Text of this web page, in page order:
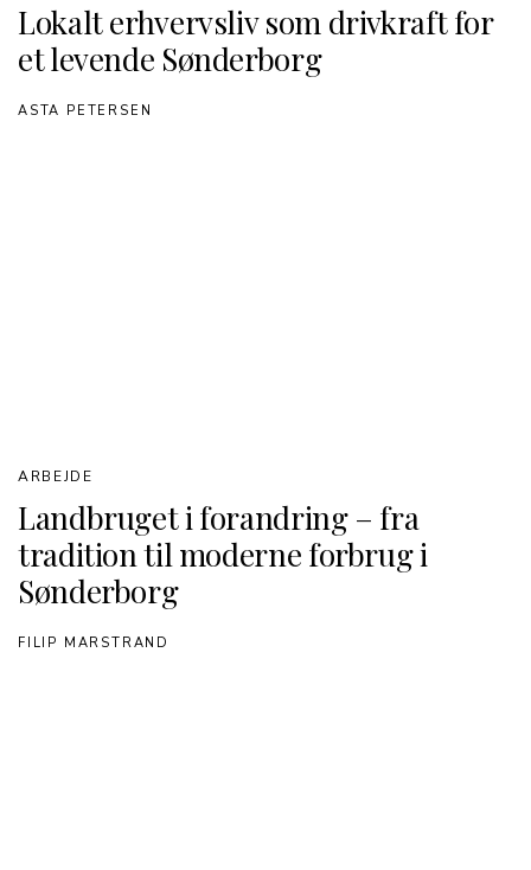
Lokalt erhvervsliv som drivkraft for
et levende Sønderborg
ASTA PETERSEN
Landbruget i forandring – fra
tradition til moderne forbrug i
Sønderborg
ARBEJDE
FILIP MARSTRAND